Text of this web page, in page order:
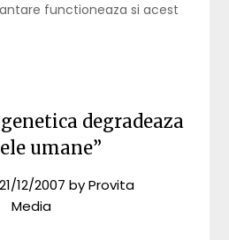
functioneaza si acest
degradeaza
umane”
21/12/2007 byProvita
Media